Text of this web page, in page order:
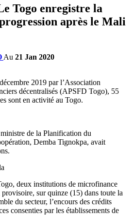
Togo enregistre la
après le Mali
Au 21 Jan 2020
2019 par l’Association
décentralisés (APSFD Togo), 55
sont en activité au Togo.
de la Planification du
Demba Tignokpa, avait
deux institutions de microfinance
sur quinze (15) dans toute la
du secteur, l’encours des crédits
consenties par les établissements de